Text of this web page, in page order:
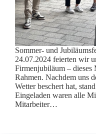
Sommer- und
24.07.2024 feierten wir
Firmenjubiläum – dieses
Rahmen. Nachdem uns
Wetter beschert hat,
Eingeladen waren alle
Mitarbeiter…